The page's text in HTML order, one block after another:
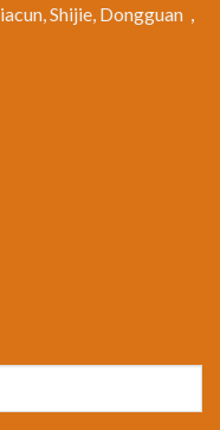
Shijie, Dongguan，